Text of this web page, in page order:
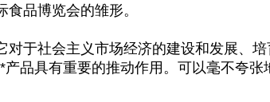
品博览会的雏形。
于社会主义市场经济的建设和发展、
品具有重要的推动作用。可以毫不夸